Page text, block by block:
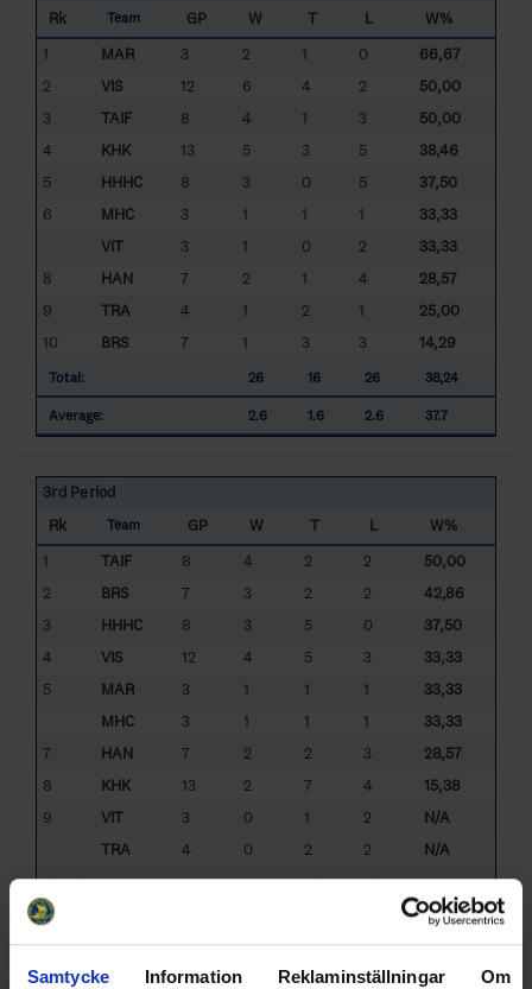
Samtycke Information Reklaminställningar Om
Rk
Team GP W T L
W%
1
MAR 3 2 1 0
66,67
2
VIS 12 6 4 2
50,00
3
TAIF 8 4 1 3
50,00
4
KHK 13 5 3 5
38,46
5
HHHC 8 3 0 5
37,50
6
MHC 3 1 1 1
33,33
VIT
3 1 0 2
33,33
8
HAN 7 2 1 4
28,57
9
TRA 4 1 2 1
25,00
10
BRS 7 1 3 3 14,29
Total: 26 16 26 38,24
Average: 2.6 1.6 2.6 37.7
3rd Period
Rk
Team GP W T L
W%
1
TAIF 8 4 2 2
50,00
2
BRS 7 3 2 2
42,86
3
HHHC 8 3 5 0
37,50
4
VIS 12 4 5 3
33,33
5
MAR 3 1 1 1
33,33
MHC
3 1 1 1
33,33
7
HAN 7 2 2 3
28,57
8
KHK 13 2 7 4
15,38
9
VIT 3 0 1 2
N/A
TRA
4 0 2 2 N/A
Total: 20 28 20 29,41
Average: 27.4